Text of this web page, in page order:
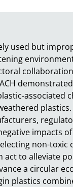
used but
associated
impacts
non-toxic
act to alleviate
a circular
plastics